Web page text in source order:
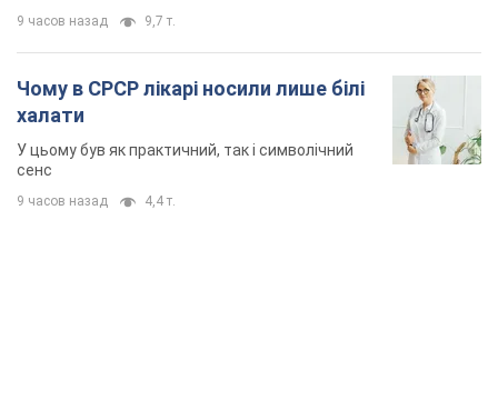
9 часов назад 9,7 т.
Чому в СРСР лікарі носили лише білі
халати
У цьому був як практичний, так і символічний
сенс
9 часов назад 4,4 т.